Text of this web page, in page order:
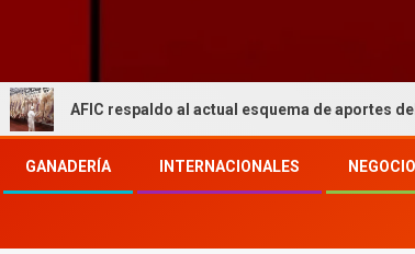
AFIC respaldo al actual esquema de aportes del IPCVA
GANADERÍA INTERNACIONALES